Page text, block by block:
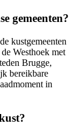
gemeenten?
kustgemeenten
Westhoek met
Brugge,
bereikbare
in